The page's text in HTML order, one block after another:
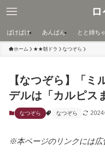
ばけばけ あんぱん とと姉ち
ホーム ★★朝ドラ なつぞら
【なつぞら】「ミ
デルは「カルピス
なつぞら なつぞら 2024
※本ページのリンクには広